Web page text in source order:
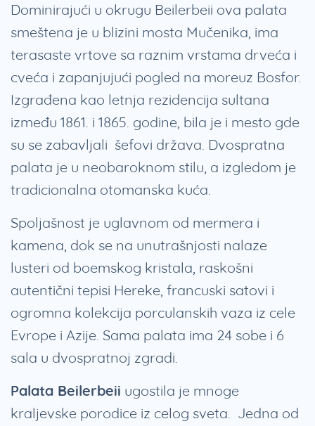
Dominirajući u okrugu Beilerbeii ova palata
smeštena je u blizini mosta Mučenika, ima
terasaste vrtove sa raznim vrstama drveća i
cveća i zapanjujući pogled na moreuz Bosfor.
Izgrađena kao letnja rezidencija sultana
između 1861. i 1865. godine, bila je i mesto gde
su se zabavljali šefovi država. Dvospratna
palata je u neobaroknom stilu, a izgledom je
tradicionalna otomanska kuća.
Spoljašnost je uglavnom od mermera i
kamena, dok se na unutrašnjosti nalaze
lusteri od boemskog kristala, raskošni
autentični tepisi Hereke, francuski satovi i
ogromna kolekcija porculanskih vaza iz cele
Evrope i Azije. Sama palata ima 24 sobe i 6
sala u dvospratnoj zgradi.
Palata Beilerbeii ugostila je mnoge
kraljevske porodice iz celog sveta. Jedna od